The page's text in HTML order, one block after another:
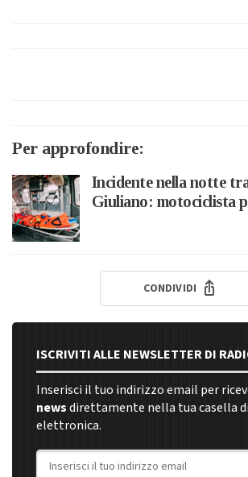
Per approfondire:
Incidente nella notte
Giuliano: motociclista
CONDIVIDI
ISCRIVITI ALLE NEWSLETTER DI
Inserisci il tuo indirizzo email per
newsdirettamente nella tua casella
elettronica.
Indirizzo email